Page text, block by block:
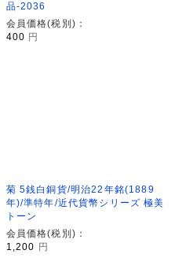
品-2036
会員価格(税別)：
400 円
菊 5銭白銅貨/明治22年銘(1889
年)/準特年/近代貨幣シリーズ 極美
トーン
会員価格(税別)：
1,200
円